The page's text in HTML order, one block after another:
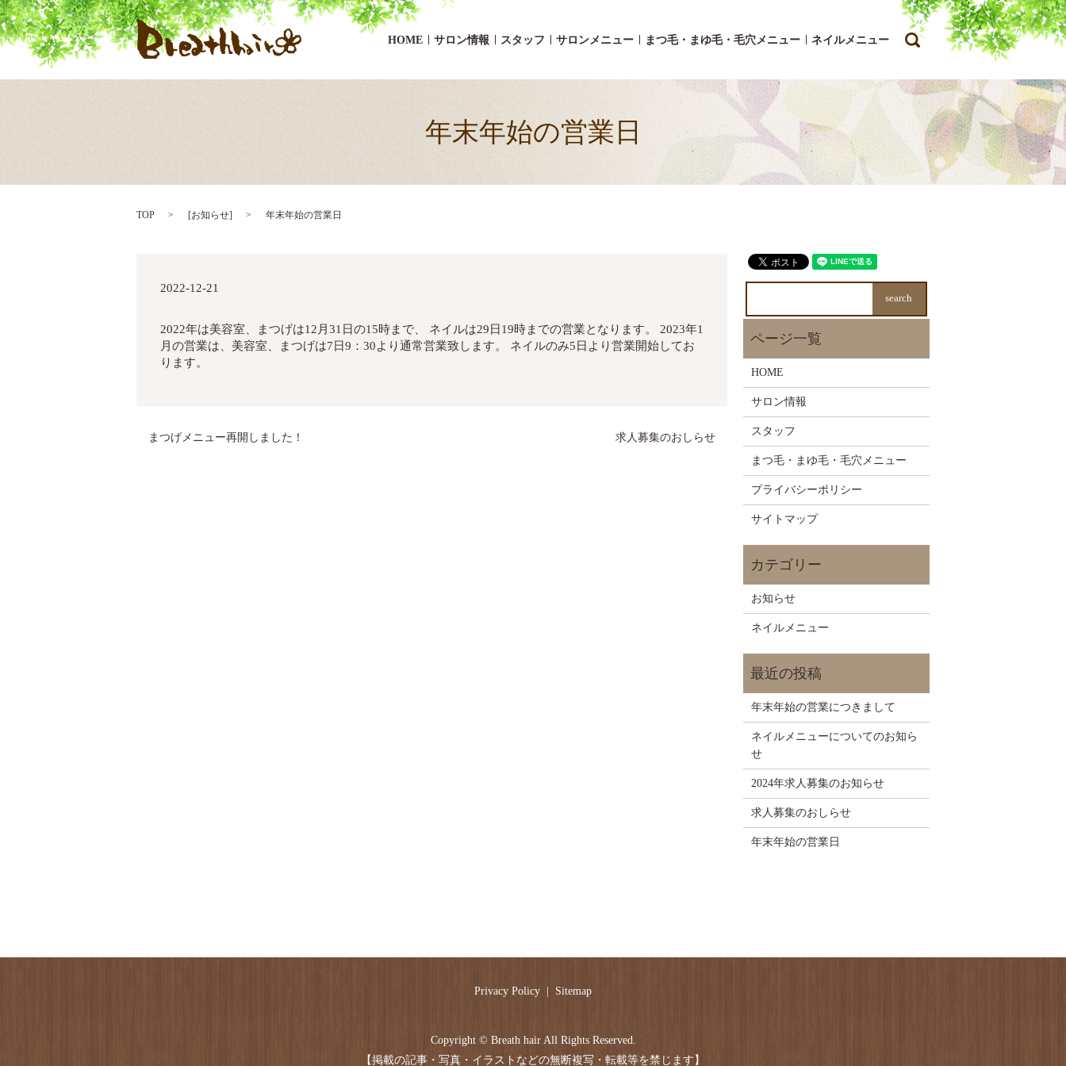
HOME サロン情報 スタッフ サロンメニュー まつ毛・まゆ毛・毛穴メニュー ネイルメニュー search
年末年始の営業日
TOP [お知らせ] 年末年始の営業日
2022-12-21
2022年は美容室、まつげは12月31日の15時まで、 ネイルは29日19時までの営業となります。 2023年1
月の営業は、美容室、まつげは7日9：30より通常営業致します。 ネイルのみ5日より営業開始してお
ります。
まつげメニュー再開しました！ 求人募集のおしらせ
HOME
サロン情報
スタッフ
まつ毛・まゆ毛・毛穴メニュー
プライバシーポリシー
サイトマップ
お知らせ
ネイルメニュー
年末年始の営業につきまして
ネイルメニューについてのお知ら
せ
2024年求人募集のお知らせ
求人募集のおしらせ
年末年始の営業日
Privacy Policy Sitemap
Copyright © Breath hair All Rights Reserved.
【掲載の記事・写真・イラストなどの無断複写・転載等を禁じます】